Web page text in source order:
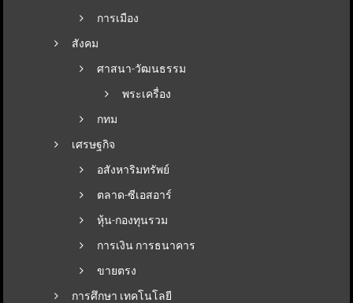
การเมือง
สังคม
ศาสนา-วัฒนธรรม
พระเครื่อง
กทม
เศรษฐกิจ
อสังหาริมทรัพย์
ตลาด-ซีเอสอาร์
หุ้น-กองทุนรวม
การเงิน การธนาคาร
ขายตรง
การศึกษา เทคโนโลยี